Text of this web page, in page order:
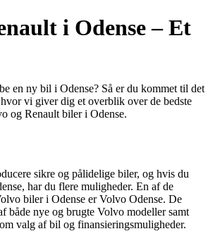
i Odense – Et
en ny bil i Odense? Så er du kommet til det
vi giver dig et overblik over de bedste
og Renault biler i Odense.
sikre og pålidelige biler, og hvis du
har du flere muligheder. En af de
biler i Odense er Volvo Odense. De
både nye og brugte Volvo modeller samt
valg af bil og finansieringsmuligheder.